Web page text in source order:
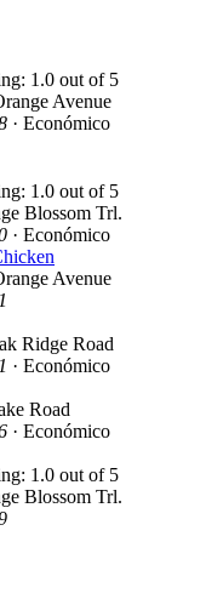
Avenue
· Económico
Blossom Trl.
· Económico
Avenue
Ridge Road
· Económico
Road
· Económico
Blossom Trl.